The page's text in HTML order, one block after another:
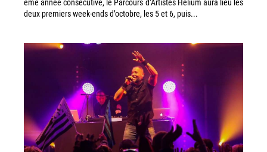
deux premiers week-ends d’octobre, les 5 et 6, puis...